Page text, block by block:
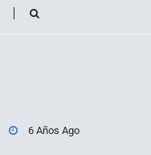
6 Años Ago